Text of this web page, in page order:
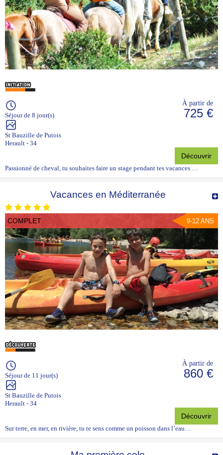
Séjour de 8 jour(s)
St Bauzille de Putois
Herault - 34
À partir de
725 €
Découvrir
Passionné de cheval, tu souhaites faire un stage pendant tes vacances …
Vacances en Méditerranée
COMPLET 9-12 ANS
Séjour de 11 jour(s)
St Bauzille de Putois
Herault - 34
À partir de
860 €
Découvrir
Sur terre, en mer, en rivière, tu te sens comme un poisson dans l’eau…